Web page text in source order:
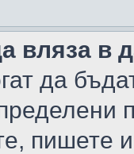
вляза в
да
пишете